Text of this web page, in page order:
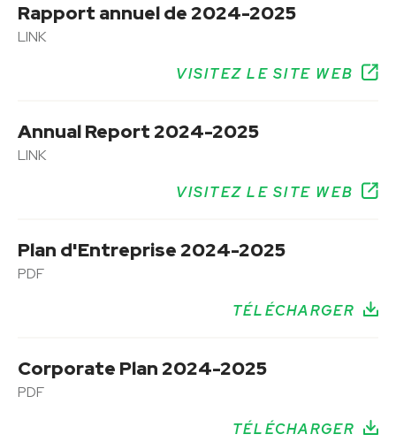
Rapport annuel de 2024-2025
LINK
VISITEZ LE SITE WEB
Annual Report 2024-2025
LINK
VISITEZ LE SITE WEB
Plan d'Entreprise 2024-2025
PDF
TÉLÉCHARGER
Corporate Plan 2024-2025
PDF
TÉLÉCHARGER